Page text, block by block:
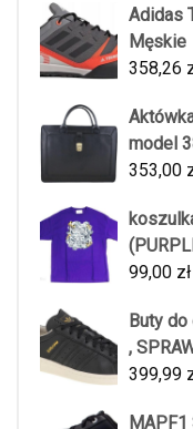
Adidas
Męskie
358,26
model
353,00
99,00 zł
Buty
,
399,99
MAPF1